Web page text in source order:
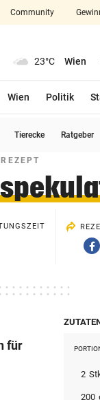
closeSchließen
arrow_right
Community
23°C Wien
Wien Politik
Tierecke Ratgeber
REZEPT
für
2
200